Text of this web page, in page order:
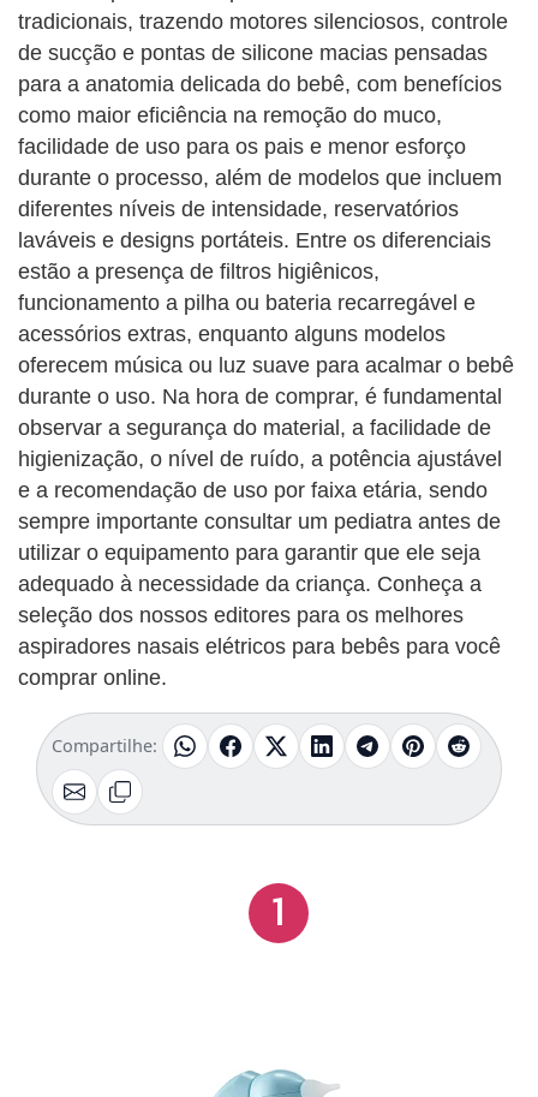
tradicionais, trazendo motores silenciosos, controle
de sucção e pontas de silicone macias pensadas
para a anatomia delicada do bebê, com benefícios
como maior eficiência na remoção do muco,
facilidade de uso para os pais e menor esforço
durante o processo, além de modelos que incluem
diferentes níveis de intensidade, reservatórios
laváveis e designs portáteis. Entre os diferenciais
estão a presença de filtros higiênicos,
funcionamento a pilha ou bateria recarregável e
acessórios extras, enquanto alguns modelos
oferecem música ou luz suave para acalmar o bebê
durante o uso. Na hora de comprar, é fundamental
observar a segurança do material, a facilidade de
higienização, o nível de ruído, a potência ajustável
e a recomendação de uso por faixa etária, sendo
sempre importante consultar um pediatra antes de
utilizar o equipamento para garantir que ele seja
adequado à necessidade da criança. Conheça a
seleção dos nossos editores para os melhores
aspiradores nasais elétricos para bebês para você
comprar online.
Compartilhe:
1